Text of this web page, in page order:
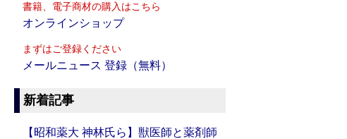
書籍、電子商材の購入はこちら
オンラインショップ
まずはご登録ください
メールニュース 登録（無料）
新着記事
【昭和薬大 神林氏ら】獣医師と薬剤師